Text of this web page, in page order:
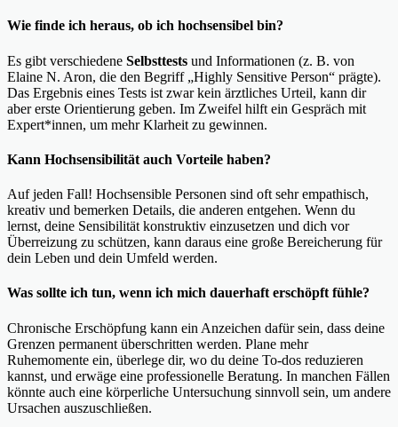
Wie finde ich heraus, ob ich hochsensibel bin?
Es gibt verschiedene Selbsttests und Informationen (z. B. von
Elaine N. Aron, die den Begriff „Highly Sensitive Person“ prägte).
Das Ergebnis eines Tests ist zwar kein ärztliches Urteil, kann dir
aber erste Orientierung geben. Im Zweifel hilft ein Gespräch mit
Expert*innen, um mehr Klarheit zu gewinnen.
Kann Hochsensibilität auch Vorteile haben?
Auf jeden Fall! Hochsensible Personen sind oft sehr empathisch,
kreativ und bemerken Details, die anderen entgehen. Wenn du
lernst, deine Sensibilität konstruktiv einzusetzen und dich vor
Überreizung zu schützen, kann daraus eine große Bereicherung für
dein Leben und dein Umfeld werden.
Was sollte ich tun, wenn ich mich dauerhaft erschöpft fühle?
Chronische Erschöpfung kann ein Anzeichen dafür sein, dass deine
Grenzen permanent überschritten werden. Plane mehr
Ruhemomente ein, überlege dir, wo du deine To-dos reduzieren
kannst, und erwäge eine professionelle Beratung. In manchen Fällen
könnte auch eine körperliche Untersuchung sinnvoll sein, um andere
Ursachen auszuschließen.